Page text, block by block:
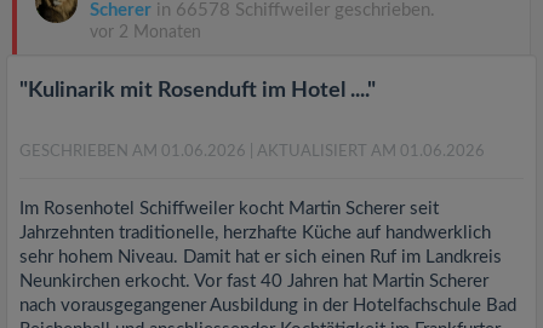
Scherer in 66578 Schiffweiler geschrieben.
vor 2 Monaten
"Kulinarik mit Rosenduft im Hotel ...."
GESCHRIEBEN AM 01.06.2026 | AKTUALISIERT AM 01.06.2026
Im Rosenhotel Schiffweiler kocht Martin Scherer seit
Jahrzehnten traditionelle, herzhafte Küche auf handwerklich
sehr hohem Niveau. Damit hat er sich einen Ruf im Landkreis
Neunkirchen erkocht. Vor fast 40 Jahren hat Martin Scherer
nach vorausgegangener Ausbildung in der Hotelfachschule Bad